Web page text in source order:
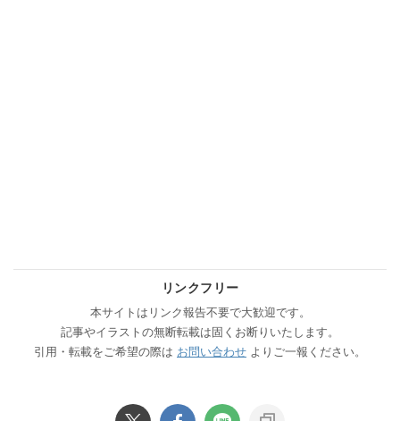
リンクフリー
本サイトはリンク報告不要で大歓迎です。
記事やイラストの無断転載は固くお断りいたします。
引用・転載をご希望の際は お問い合わせ よりご一報ください。